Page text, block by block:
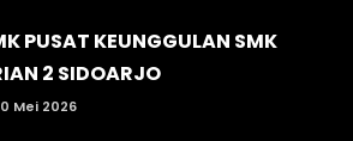
PUSAT KEUNGGULAN SMK
2 SIDOARJO
Mei 2026